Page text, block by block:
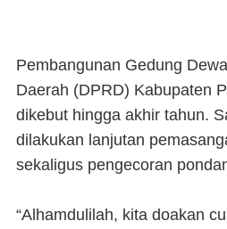
Pembangunan Gedung
Daerah (DPRD) Kabupaten
dikebut hingga akhir tahun.
dilakukan lanjutan
sekaligus pengecoran
“Alhamdulilah, kita doakan